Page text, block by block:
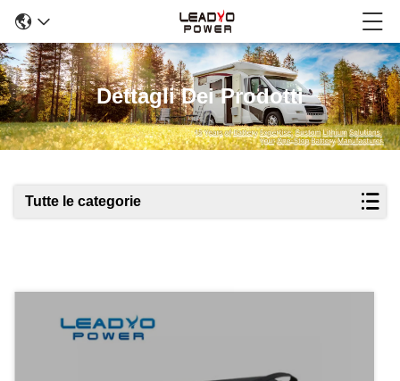
Dettagli Dei Prodotti
Tutte le categorie